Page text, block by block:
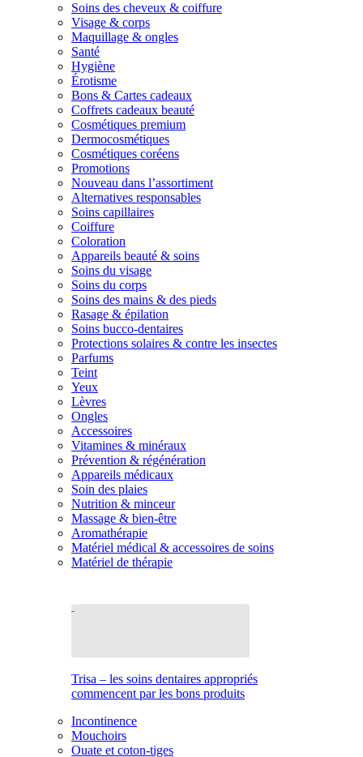
Soins des cheveux & coiffure
Visage & corps
Maquillage & ongles
Santé
Hygiène
Érotisme
Bons & Cartes cadeaux
Coffrets cadeaux beauté
Cosmétiques premium
Dermocosmétiques
Cosmétiques coréens
Promotions
Nouveau dans l’assortiment
Alternatives responsables
Soins capillaires
Coiffure
Coloration
Appareils beauté & soins
Soins du visage
Soins du corps
Soins des mains & des pieds
Rasage & épilation
Soins bucco-dentaires
Protections solaires & contre les insectes
Parfums
Teint
Yeux
Lèvres
Ongles
Accessoires
Vitamines & minéraux
Prévention & régénération
Appareils médicaux
Soin des plaies
Nutrition & minceur
Massage & bien-être
Aromathérapie
Matériel médical & accessoires de soins
Matériel de thérapie
Trisa – les soins dentaires appropriés
commencent par les bons produits
Incontinence
Mouchoirs
Ouate et coton-tiges